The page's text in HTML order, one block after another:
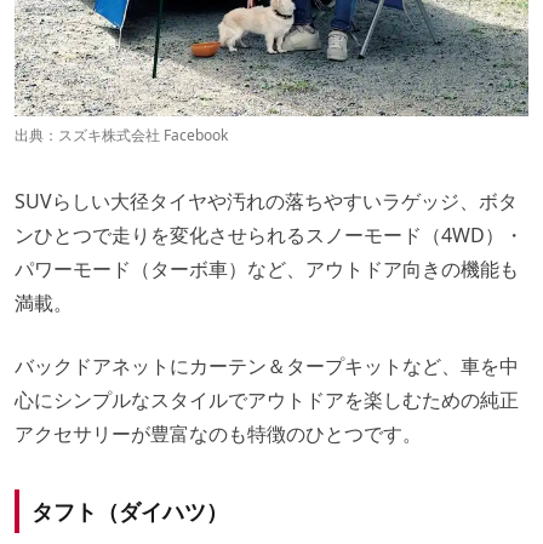
出典： スズキ株式会社 Facebook
SUVらしい大径タイヤや汚れの落ちやすいラゲッジ、ボタ
ンひとつで走りを変化させられるスノーモード（4WD）・
パワーモード（ターボ車）など、アウトドア向きの機能も
満載。
バックドアネットにカーテン＆タープキットなど、車を中
心にシンプルなスタイルでアウトドアを楽しむための純正
アクセサリーが豊富なのも特徴のひとつです。
タフト（ダイハツ）